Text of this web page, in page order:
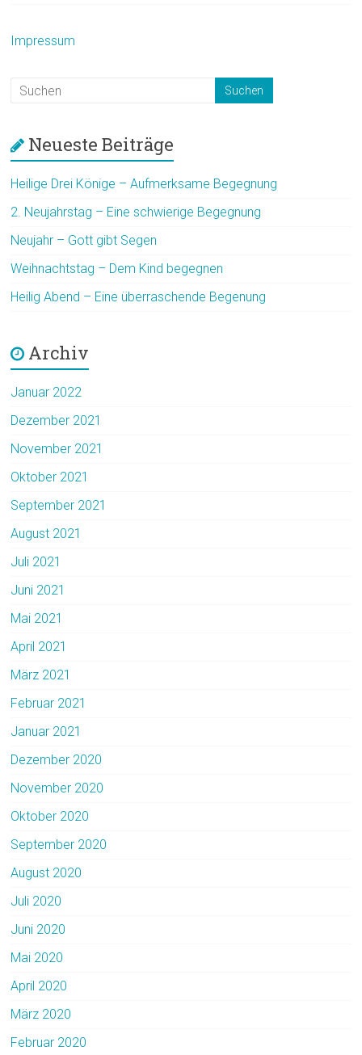
Impressum
Neueste Beiträge
Heilige Drei Könige – Aufmerksame Begegnung
2. Neujahrstag – Eine schwierige Begegnung
Neujahr – Gott gibt Segen
Weihnachtstag – Dem Kind begegnen
Heilig Abend – Eine überraschende Begenung
Archiv
Januar 2022
Dezember 2021
November 2021
Oktober 2021
September 2021
August 2021
Juli 2021
Juni 2021
Mai 2021
April 2021
März 2021
Februar 2021
Januar 2021
Dezember 2020
November 2020
Oktober 2020
September 2020
August 2020
Juli 2020
Juni 2020
Mai 2020
April 2020
März 2020
Februar 2020